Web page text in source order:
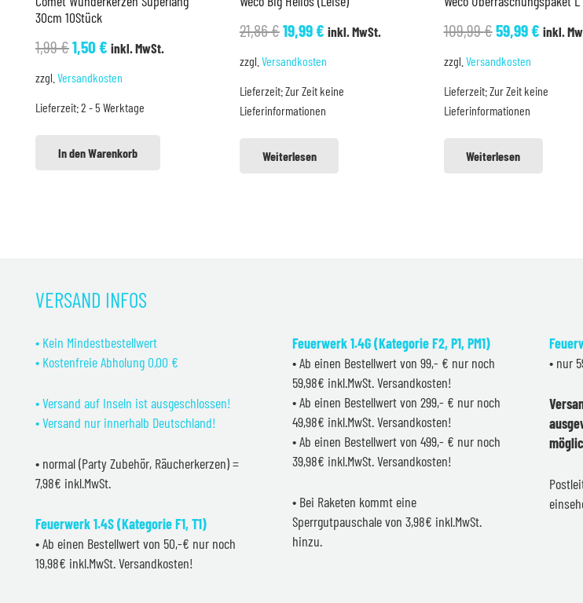
30cm 10Stück
1,99€Ursprünglicher
Preis
1,99 €
1,50€Aktueller
1,50 €.
inkl. MwSt.
zzgl. Versandkosten
Lieferzeit:2 - 5 Werktage
In den Warenkorb
21,86€Ursprünglicher
Preis
21,86 €
19,99€Aktueller
19,99 €.
inkl. MwSt.
zzgl. Versandkosten
Lieferzeit:Zur Zeit keine
Lieferinformationen
Weiterlesen
109,99€
Preis
109,99 €
59,99€
59,99 €.
inkl.
zzgl. Versandkosten
Lieferzeit:Zur Zeit keine
Lieferinformationen
Weiterlesen
VERSAND INFOS
• Kein Mindestbestellwert
• Kostenfreie Abholung 0,00 €
• Versand auf Inseln ist ausgeschlossen!
• Versand nur innerhalb Deutschland!
• normal (Party Zubehör, Räucherkerzen) =
7,98€ inkl.MwSt.
Feuerwerk 1.4S (Kategorie F1, T1)
• Ab einen Bestellwert von 50,-€ nur noch
19,98€ inkl.MwSt. Versandkosten!
Feuerwerk 1.4G (Kategorie F2, P1, PM1)
• Ab einen Bestellwert von 99,- € nur noch
59,98€ inkl.MwSt. Versandkosten!
• Ab einen Bestellwert von 299,- € nur noch
49,98€ inkl.MwSt. Versandkosten!
• Ab einen Bestellwert von 499,- € nur noch
39,98€ inkl.MwSt. Versandkosten!
• Bei Raketen kommt eine
Sperrgutpauschale von 3,98€ inkl.MwSt.
hinzu.
• nur